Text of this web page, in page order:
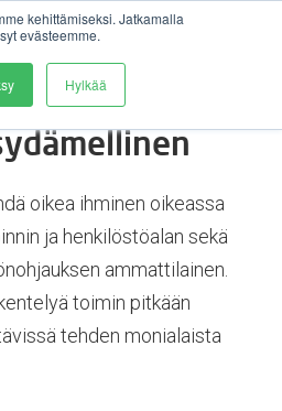
kehittämiseksi. Jatkamalla
evästeemme.
Hylkää
oikea ihminen oikeassa
ja henkilöstöalan sekä
ammattilainen.
toimin pitkään
tehden monialaista